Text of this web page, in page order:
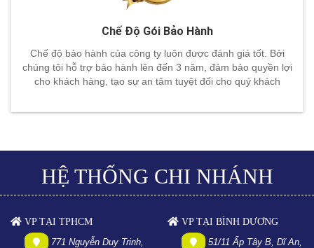
Chế Độ Gói Bảo Hành
Chế độ bảo hành của công ty luôn được đánh giá tốt. Bởi
chúng tôi hỗ trợ bảo hành lên đến 3 năm, đảm bảo quyền lợi
cho khách hàng, tạo sự an tâm tuyệt đối cho quý khách
HỆ THỐNG CHI NHÁNH
VP TẠI TPHCM
771 Nguyễn Duy Trinh,
VP TẠI BÌNH DƯƠNG
51/11 Ấp Tây B, Dĩ An,